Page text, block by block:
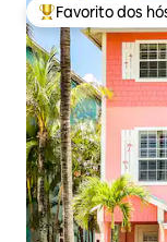
Favoritos dos
Favorito dos